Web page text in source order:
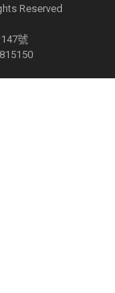
Reserved
號